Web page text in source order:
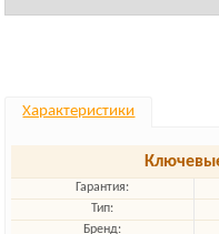
Характеристики
Гарантия:
Тип:
Бренд: